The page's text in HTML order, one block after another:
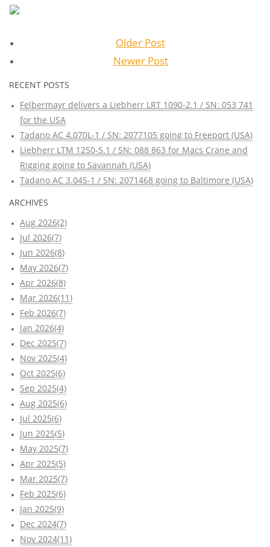
Older Post
Newer Post
RECENT POSTS
Felbermayr delivers a Liebherr LRT 1090-2.1 / SN: 053 741
for the USA
Tadano AC 4.070L-1 / SN: 2077105 going to Freeport (USA)
Liebherr LTM 1250-5.1 / SN: 088 863 for Macs Crane and
Rigging going to Savannah (USA)
Tadano AC 3.045-1 / SN: 2071468 going to Baltimore (USA)
ARCHIVES
Aug 2026(2)
Jul 2026(7)
Jun 2026(8)
May 2026(7)
Apr 2026(8)
Mar 2026(11)
Feb 2026(7)
Jan 2026(4)
Dec 2025(7)
Nov 2025(4)
Oct 2025(6)
Sep 2025(4)
Aug 2025(6)
Jul 2025(6)
Jun 2025(5)
May 2025(7)
Apr 2025(5)
Mar 2025(7)
Feb 2025(6)
Jan 2025(9)
Dec 2024(7)
Nov 2024(11)